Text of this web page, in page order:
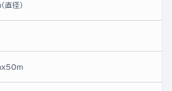
直径)
ｍ